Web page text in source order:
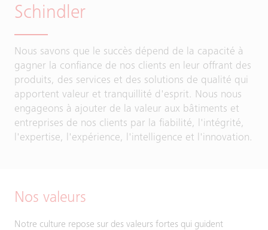
Schindler
Nous savons que le succès dépend de la capacité à
gagner la confiance de nos clients en leur offrant des
produits, des services et des solutions de qualité qui
apportent valeur et tranquillité d'esprit. Nous nous
engageons à ajouter de la valeur aux bâtiments et
entreprises de nos clients par la fiabilité, l'intégrité,
l'expertise, l'expérience, l'intelligence et l'innovation.
Nos valeurs
Notre culture repose sur des valeurs fortes qui guident